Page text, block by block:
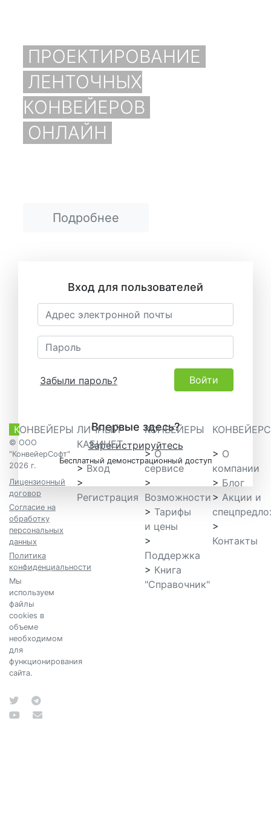
ПРОЕКТИРОВАНИЕ
ЛЕНТОЧНЫХ
КОНВЕЙЕРОВ
ОНЛАЙН
Подробнее
Вход для пользователей
Забыли пароль? Войти
Впервые здесь?
Зарегистрируйтесь
Бесплатный демонстрационный доступ
КОНВЕЙЕРЫ
© ООО
"КонвейерСофт"
2026 г.
Лицензионный
договор
Согласие на
обработку
персональных
данных
Политика
конфиденциальности
Мы
используем
файлы
cookies в
объеме
необходимом
для
функционирования
сайта.
ЛИЧНЫЙ
КАБИНЕТ
> Вход
>
Регистрация
КОНВЕЙЕРЫ
>О
сервисе
>
Возможности
> Тарифы
и цены
>
Поддержка
> Книга
"Справочник"
> О
компании
> Блог
> Акции и
>
Контакты